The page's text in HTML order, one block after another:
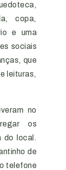
copa,
e uma
sociais
que
leituras,
no
os
do local.
de
telefone